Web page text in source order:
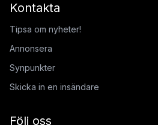
Kontakta
Tipsa om nyheter!
Annonsera
Synpunkter
Skicka in en insändare
Följ oss